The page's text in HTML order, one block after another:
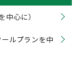
心に）
ルプランを中